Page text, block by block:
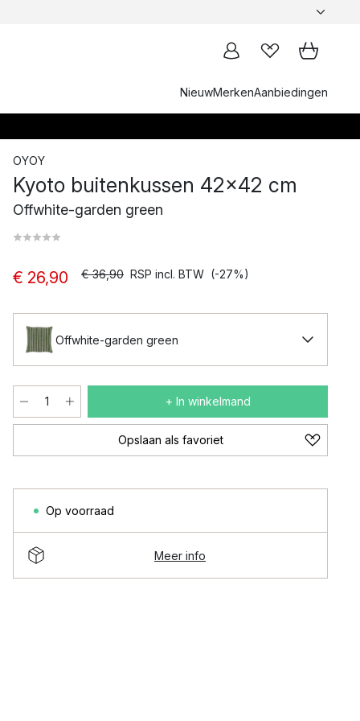
NieuwMerkenAanbiedingen
OYOY
Kyoto buitenkussen 42x42 cm
Offwhite-garden green
€ 26,90 € 36,90 RSP incl. BTW (-27%)
Offwhite-garden green
+ In winkelmand
Opslaan als favoriet
Op voorraad
Meer info